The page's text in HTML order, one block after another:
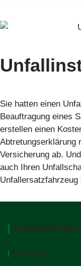
Sie hatten einen
Beauftragung eines
erstellen einen
Abtretungserklärung
Versicherung ab.
auch Ihren
Unfallersatzfahrzeug
Autowerkstatt
| in Amberg